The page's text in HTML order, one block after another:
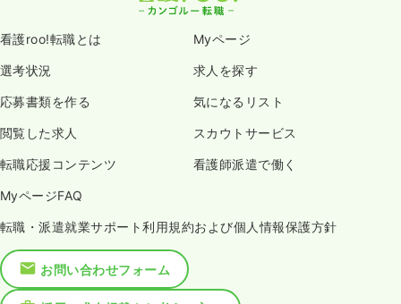
看護roo!転職とは Myページ
選考状況 求人を探す
応募書類を作る 気になるリスト
閲覧した求人 スカウトサービス
転職応援コンテンツ 看護師派遣で働く
MyページFAQ
転職・派遣就業サポート利用規約および個人情報保護方針
お問い合わせフォーム